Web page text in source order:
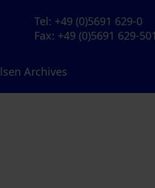
Tel: +49 (0)5691 629-0
Fax: +49 (0)5691 629-
Archives